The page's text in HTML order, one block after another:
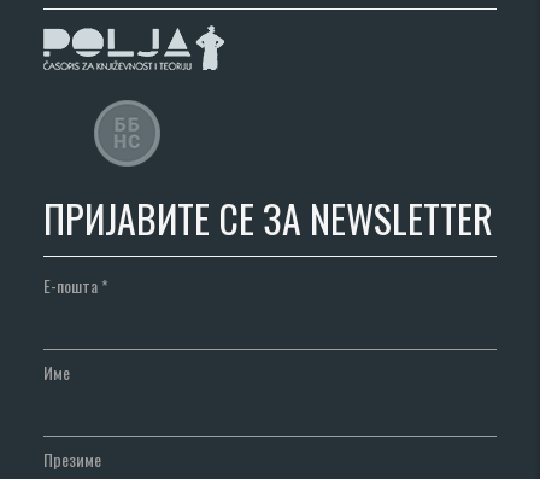
ПРИЈАВИТЕ СЕ ЗА NEWSLETTER
Е-пошта*
Име
Презиме